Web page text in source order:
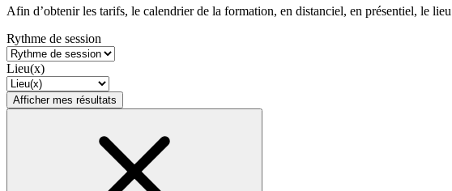
Afin d’obtenir les tarifs, le calendrier de la formation, en distanciel, en présentiel, le
Rythme de session
Lieu(x)
Afficher mes résultats